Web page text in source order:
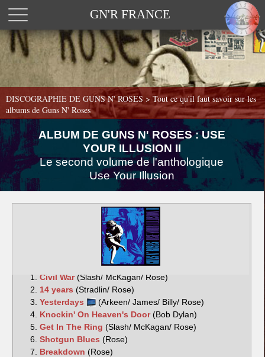
GN'R FRANCE
DISCOGRAPHIE DE GUNS N' ROSES >Tout ce qu'il faut savoir sur les
albums de Guns N' Roses
ALBUM DE GUNS N' ROSES : USE
YOUR ILLUSION II
Le second volume de l'anthologique
Use Your Illusion
Civil War(Slash/ McKagan/ Rose)
14 years(Stradlin/ Rose)
Yesterdays
(Arkeen/ James/ Billy/ Rose)
Knockin' On Heaven's Door(Bob Dylan)
Get In The Ring(Slash/ McKagan/ Rose)
Shotgun Blues(Rose)
Breakdown(Rose)